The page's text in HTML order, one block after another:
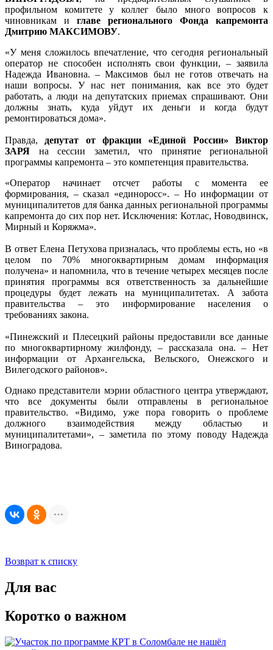
профильном комитете у коллег было много вопросов к
чиновникам и главе регионального Фонда капремонта
Дмитрию МАКСИМОВУ.
«У меня сложилось впечатление, что сегодня региональный
оператор не способен исполнять свои функции, – заявила
Надежда Ивановна. – Максимов был не готов отвечать на
наши вопросы. У нас нет понимания, как все это будет
работать, а люди на депутатских приемах спрашивают. Они
должны знать, куда уйдут их деньги и когда будут
ремонтироваться дома».
Правда, депутат от фракции «Единой России» Виктор
ЗАРЯ на сессии заметил, что принятие региональной
программы капремонта – это компетенция правительства.
«Оператор начинает отсчет работы с момента ее
формирования, – сказал «единоросс». – Но информации от
муниципалитетов для банка данных региональной программы
капремонта до сих пор нет. Исключения: Котлас, Новодвинск,
Мирный и Коряжма».
В ответ Елена Петухова призналась, что проблемы есть, но «в
целом по 70% многоквартирным домам информация
получена» и напомнила, что в течение четырех месяцев после
принятия программы вся ответственность за дальнейшие
процедуры будет лежать на муниципалитетах. А забота
правительства – это информирование населения о
требованиях закона.
«Пинежский и Плесецкий районы предоставили все данные
по многоквартирному жилфонду, – рассказала она. – Нет
информации от Архангельска, Вельского, Онежского и
Вилегодского районов».
Однако представители мэрии областного центра утверждают,
что все документы были отправлены в региональное
правительство. «Видимо, уже пора говорить о проблеме
должного взаимодействия между областью и
муниципалитетами», – заметила по этому поводу Надежда
Виноградова.
Возврат к списку
Для вас
Коротко о важном